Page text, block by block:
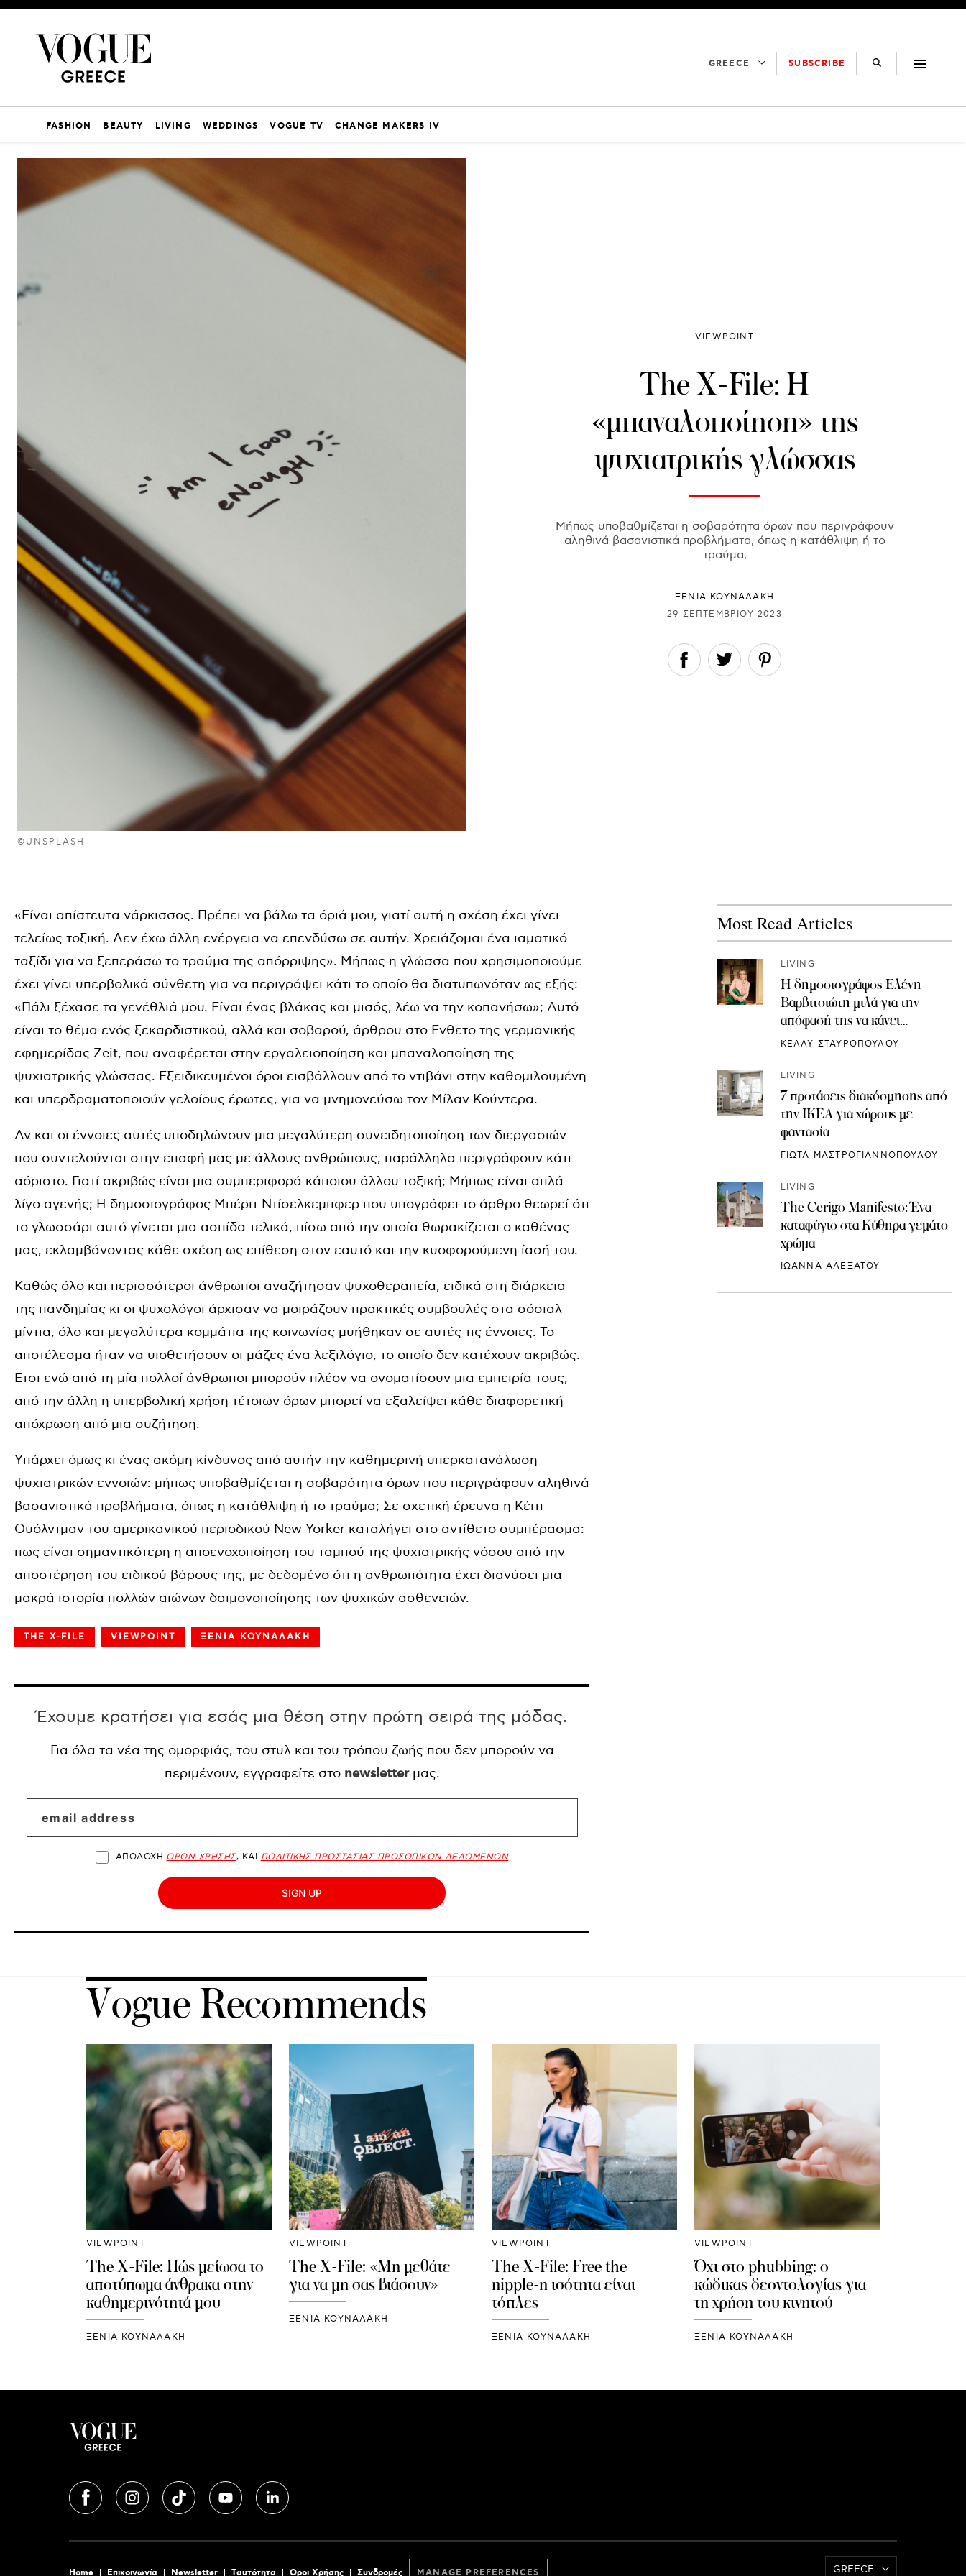
GREECE SUBSCRIBE
FASHION BEAUTY LIVING WEDDINGS VOGUE TV CHANGE MAKERS IV
©UNSPLASH
VIEWPOINT
The X-File: Η
«μπαναλοποίηση» της
ψυχιατρικής γλώσσας
Mήπως υποβαθμίζεται η σοβαρότητα όρων που περιγράφουν
αληθινά βασανιστικά προβλήματα, όπως η κατάθλιψη ή το
τραύμα;
ΞΕΝΙΑ ΚΟΥΝΑΛΑΚΗ
29 ΣΕΠΤΕΜΒΡΊΟΥ 2023
«Είναι απίστευτα νάρκισσος. Πρέπει να βάλω τα όριά μου, γιατί αυτή η σχέση έχει γίνει
τελείως τοξική. Δεν έχω άλλη ενέργεια να επενδύσω σε αυτήν. Χρειάζομαι ένα ιαματικό
ταξίδι για να ξεπεράσω το τραύμα της απόρριψης». Μήπως η γλώσσα που χρησιμοποιούμε
έχει γίνει υπερβολικά σύνθετη για να περιγράψει κάτι το οποίο θα διατυπωνόταν ως εξής:
«Πάλι ξέχασε τα γενέθλιά μου. Είναι ένας βλάκας και μισός, λέω να την κοπανήσω»; Αυτό
είναι το θέμα ενός ξεκαρδιστικού, αλλά και σοβαρού, άρθρου στο Ενθετο της γερμανικής
εφημερίδας Ζeit, που αναφέρεται στην εργαλειοποίηση και μπαναλοποίηση της
ψυχιατρικής γλώσσας. Εξειδικευμένοι όροι εισβάλλουν από το ντιβάνι στην καθομιλουμένη
και υπερδραματοποιούν γελοίους έρωτες, για να μνημονεύσω τον Μίλαν Κούντερα.
Αν και οι έννοιες αυτές υποδηλώνουν μια μεγαλύτερη συνειδητοποίηση των διεργασιών
που συντελούνται στην επαφή μας με άλλους ανθρώπους, παράλληλα περιγράφουν κάτι
αόριστο. Γιατί ακριβώς είναι μια συμπεριφορά κάποιου άλλου τοξική; Μήπως είναι απλά
λίγο αγενής; H δημοσιογράφος Μπέριτ Ντίσελκεμπφερ που υπογράφει το άρθρο θεωρεί ότι
το γλωσσάρι αυτό γίνεται μια ασπίδα τελικά, πίσω από την οποία θωρακίζεται ο καθένας
μας, εκλαμβάνοντας κάθε σχέση ως επίθεση στον εαυτό και την κυοφορούμενη ίασή του.
Καθώς όλο και περισσότεροι άνθρωποι αναζήτησαν ψυχοθεραπεία, ειδικά στη διάρκεια
της πανδημίας κι οι ψυχολόγοι άρχισαν να μοιράζουν πρακτικές συμβουλές στα σόσιαλ
μίντια, όλο και μεγαλύτερα κομμάτια της κοινωνίας μυήθηκαν σε αυτές τις έννοιες. Το
αποτέλεσμα ήταν να υιοθετήσουν οι μάζες ένα λεξιλόγιο, το οποίο δεν κατέχουν ακριβώς.
Ετσι ενώ από τη μία πολλοί άνθρωποι μπορούν πλέον να ονοματίσουν μια εμπειρία τους,
από την άλλη η υπερβολική χρήση τέτοιων όρων μπορεί να εξαλείψει κάθε διαφορετική
απόχρωση από μια συζήτηση.
Yπάρχει όμως κι ένας ακόμη κίνδυνος από αυτήν την καθημερινή υπερκατανάλωση
ψυχιατρικών εννοιών: μήπως υποβαθμίζεται η σοβαρότητα όρων που περιγράφουν αληθινά
βασανιστικά προβλήματα, όπως η κατάθλιψη ή το τραύμα; Σε σχετική έρευνα η Κέιτι
Ουόλντμαν του αμερικανικού περιοδικού New Yorker καταλήγει στο αντίθετο συμπέρασμα:
πως είναι σημαντικότερη η αποενοχοποίηση του ταμπού της ψυχιατρικής νόσου από την
αποστέρηση του ειδικού βάρους της, με δεδομένο ότι η ανθρωπότητα έχει διανύσει μια
μακρά ιστορία πολλών αιώνων δαιμονοποίησης των ψυχικών ασθενειών.
THE X-FILE VIEWPOINT ΞΕΝΙΑ ΚΟΥΝΑΛΑΚΗ
Έχουμε κρατήσει για εσάς μια θέση στην πρώτη σειρά της μόδας.
Για όλα τα νέα της ομορφιάς, του στυλ και του τρόπου ζωής που δεν μπορούν να
περιμένουν, εγγραφείτε στο newsletterμας.
ΑΠΟΔΟΧΗ ΟΡΩΝ ΧΡΗΣΗΣ, ΚΑΙ ΠΟΛΙΤΙΚΗΣ ΠΡΟΣΤΑΣΙΑΣ ΠΡΟΣΩΠΙΚΩΝ ΔΕΔΟΜΕΝΩΝ
SIGN UP
Most Read Articles
LIVING
Η δημοσιογράφος Ελένη
Βαρβιτσιώτη μιλά για την
απόφασή της να κάνει
κρυοσυντήρηση ωαρίων
ΚΕΛΛΥ ΣΤΑΥΡΟΠΟΥΛΟΥ
LIVING
7 προτάσεις διακόσμησης από
την IKEA για χώρους με
φαντασία
ΓΙΩΤΑ ΜΑΣΤΡΟΓΙΑΝΝΟΠΟΥΛΟΥ
LIVING
The Cerigo Manifesto: Ένα
καταφύγιο στα Κύθηρα γεμάτο
χρώμα
ΙΩΑΝΝΑ ΑΛΕΞΑΤΟΥ
Vogue Recommends
VIEWPOINT
The X-File: Πώς μείωσα το
αποτύπωμα άνθρακα στην
καθημερινότητά μου
ΞΕΝΙΑ ΚΟΥΝΑΛΑΚΗ
VIEWPOINT
The X-File: «Μη μεθάτε
για να μη σας βιάσουν»
ΞΕΝΙΑ ΚΟΥΝΑΛΑΚΗ
VIEWPOINT
The X-File: Free the
nipple-η ισότητα είναι
τόπλες
ΞΕΝΙΑ ΚΟΥΝΑΛΑΚΗ
VIEWPOINT
Όχι στο phubbing: ο
κώδικας δεοντολογίας για
τη χρήση του κινητού
ΞΕΝΙΑ ΚΟΥΝΑΛΑΚΗ
Home Επικοινωνία Newsletter Tαυτότητα Όροι Χρήσης Συνδρομές MANAGE PREFERENCES GREECE